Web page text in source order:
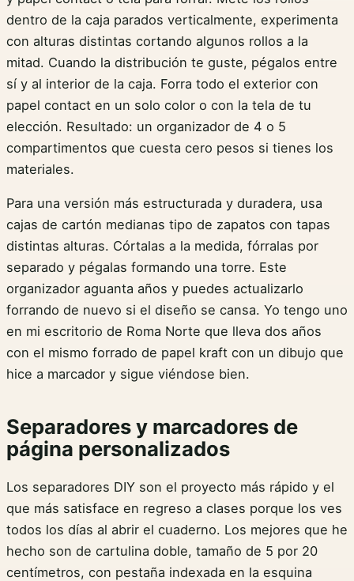
dentro de la caja parados verticalmente, experimenta
con alturas distintas cortando algunos rollos a la
mitad. Cuando la distribución te guste, pégalos entre
sí y al interior de la caja. Forra todo el exterior con
papel contact en un solo color o con la tela de tu
elección. Resultado: un organizador de 4 o 5
compartimentos que cuesta cero pesos si tienes los
materiales.
Para una versión más estructurada y duradera, usa
cajas de cartón medianas tipo de zapatos con tapas
distintas alturas. Córtalas a la medida, fórralas por
separado y pégalas formando una torre. Este
organizador aguanta años y puedes actualizarlo
forrando de nuevo si el diseño se cansa. Yo tengo uno
en mi escritorio de Roma Norte que lleva dos años
con el mismo forrado de papel kraft con un dibujo que
hice a marcador y sigue viéndose bien.
Separadores y marcadores de
página personalizados
Los separadores DIY son el proyecto más rápido y el
que más satisface en regreso a clases porque los ves
todos los días al abrir el cuaderno. Los mejores que he
hecho son de cartulina doble, tamaño de 5 por 20
centímetros, con pestaña indexada en la esquina